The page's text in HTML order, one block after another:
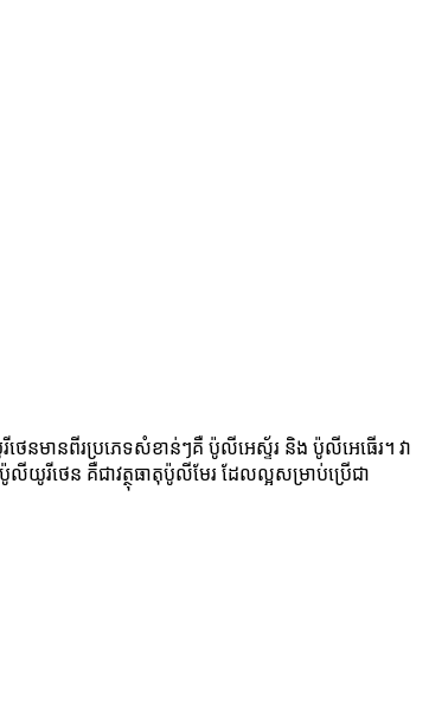
មានពីរប្រភេទសំខាន់ៗគឺ ប៉ូលីអេស្ទ័រ និង ប៉ូលីអេធើរ។ វា
យូរីថេន គឺជាវត្ថុធាតុប៉ូលីមែរ ដែលល្អសម្រាប់ប្រើជា